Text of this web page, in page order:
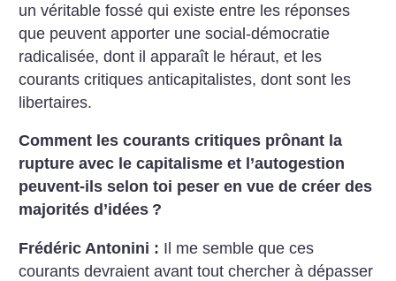
un véritable fossé qui existe entre les réponses
que peuvent apporter une social-démocratie
radicalisée, dont il apparaît le héraut, et les
courants critiques anticapitalistes, dont sont les
libertaires.
Comment les courants critiques prônant la
rupture avec le capitalisme et l’autogestion
peuvent-ils selon toi peser en vue de créer des
majorités d’idées ?
Frédéric Antonini : Il me semble que ces
courants devraient avant tout chercher à dépasser